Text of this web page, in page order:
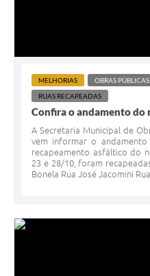
MELHORIAS
OBRAS PÚBLICAS
RUAS RECAPEADAS
Confira o andamento do
A Secretaria Municipal de
vem informar o
recapeamento asfáltico do
23 e 28/10, foram
Bonela Rua José Jacomini Rua